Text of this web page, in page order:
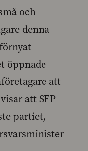
och
denna
öppnade
att
att SFP
partiet,